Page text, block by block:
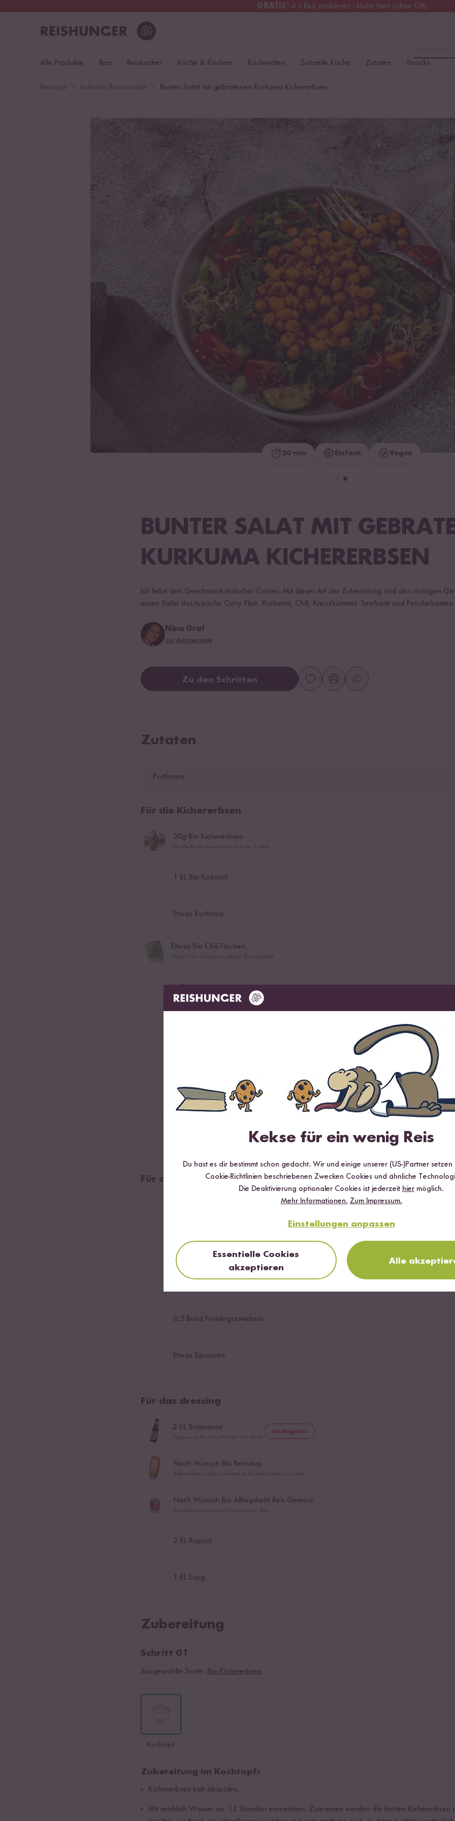
GRATIS* 4 x Reis probieren - klicke hier! (ohne CH)
Kostenloser Versand
Alle Produkte
Reis Reiskocher Küche & Kochen Kochwelten Schnelle Küche Zutaten Snacks
Bunter Salat mit gebratenen Kurkuma Kichererbsen
20 min Einfach Vegan
BUNTER SALAT MIT
KURKUMA KICHERERBSEN
Ich liebe den Geschmack indischer Curries. Mit dieser Art der Zubereitung und den richtigen
euren Salat das typische Curry Flair. Kurkuma, Chili, Kreuzkümmel, Senfsaat und
Nina Graf
zur Autorenseite
Zu den Schritten
Zutaten
Portionen
Für die Kichererbsen
50g Bio Kichererbsen
1 EL Bio Kokosöl
Etwas Kurkuma
Etwas Bio Chili Flocken
1Zwiebel
EL Fenchelsamen
Für den rohkostsalat
Tomaten
Gurke
0,5 Bund Frühlingszwiebeln
Etwas Sprossen
Für das dressing
2 EL Sojasauce im Angebot
Nach Wunsch Bio Reissirup
Nach Wunsch Bio Alltagsheld Reis Gewürz
2 EL Rapsöl
1 EL Essig
Zubereitung
Schritt 01
Ausgewählte Sorte: Bio Kichererbsen
Kochtopf
Zubereitung im Kochtopf:
Kichererbsen kalt abspülen.
Mit reichlich Wasser ca. 12 Stunden einweichen. Zum einen werden die harten Kichererbsen
Kekse für ein wenig Reis
Du hast es dir bestimmt schon gedacht. Wir und einige unserer (US-)Partner
Cookie-Richtlinien beschriebenen Zwecken Cookies und ähnliche
Die Deaktivierung optionaler Cookies ist jederzeit hier möglich.
Mehr Informationen. Zum Impressum.
Einstellungen anpassen
Essentielle Cookies
akzeptieren
Alle